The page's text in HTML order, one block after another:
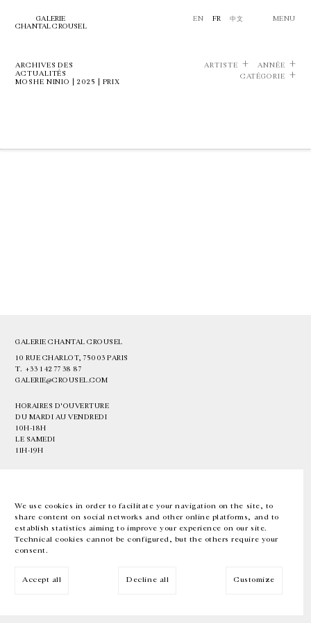
We use cookies in order to facilitate your navigation on the site, to
share content on social networks and other online platforms, and to
establish statistics aiming to improve your experience on our site.
Technical cookies cannot be configured, but the others require your
consent.
Accept all Decline all Customize
GALERIE
CHANTAL CROUSEL
EN FR 中文 MENU
ARCHIVES DES
ACTUALITÉS
MOSHE NINIO | 2025 | PRIX
ARTISTE
ANNÉE
CATÉGORIE
GALERIE CHANTAL CROUSEL
10 RUE CHARLOT, 75003 PARIS
T. +33 1 42 77 38 87
GALERIE@CROUSEL.COM
HORAIRES D'OUVERTURE
DU MARDI AU VENDREDI
10H-18H
LE SAMEDI
11H-19H
EN FR 中文 Facebook Instagram
Inscrivez-vous à notre newsletter